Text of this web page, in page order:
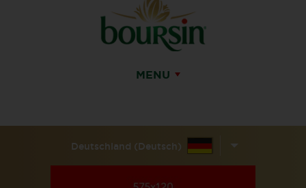
MENU
Deutschland (Deutsch)